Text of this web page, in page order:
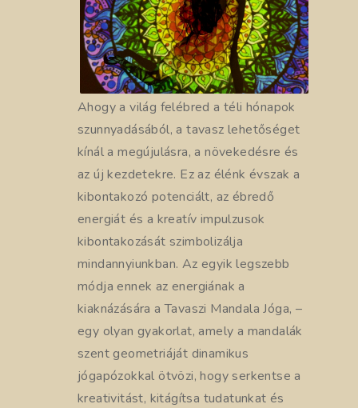
Ahogy a világ felébred a téli hónapok
szunnyadásából, a tavasz lehetőséget
kínál a megújulásra, a növekedésre és
az új kezdetekre. Ez az élénk évszak a
kibontakozó potenciált, az ébredő
energiát és a kreatív impulzusok
kibontakozását szimbolizálja
mindannyiunkban. Az egyik legszebb
módja ennek az energiának a
kiaknázására a Tavaszi Mandala Jóga, –
egy olyan gyakorlat, amely a mandalák
szent geometriáját dinamikus
jógapózokkal ötvözi, hogy serkentse a
kreativitást, kitágítsa tudatunkat és